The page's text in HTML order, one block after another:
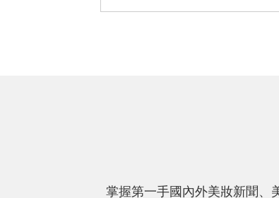
人，質地水潤，有時候塗多些，
掌握第一手國內外美妝新聞、